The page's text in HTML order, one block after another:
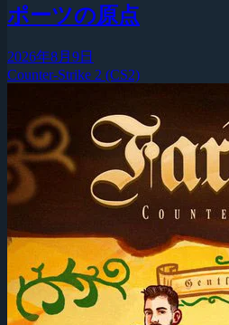
ポーツの原点
2026年8月9日
Counter-Strike 2 (CS2)